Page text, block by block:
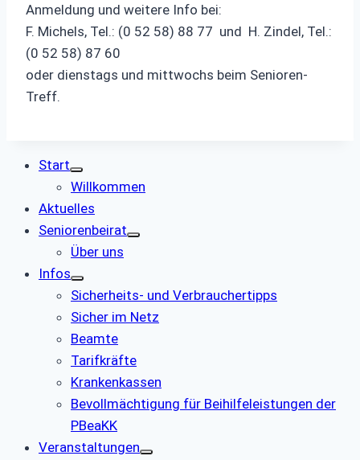
Anmeldung und weitere Info bei:
F. Michels, Tel.: (0 52 58) 88 77 und H. Zindel, Tel.:
(0 52 58) 87 60
oder dienstags und mittwochs beim Senioren-
Treff.
Start
Willkommen
Aktuelles
Seniorenbeirat
Über uns
Infos
Sicherheits- und Verbrauchertipps
Sicher im Netz
Beamte
Tarifkräfte
Krankenkassen
Bevollmächtigung für Beihilfeleistungen der
PBeaKK
Veranstaltungen